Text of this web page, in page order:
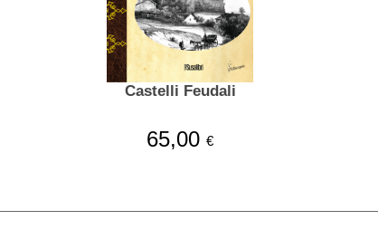
Castelli Feudali
65,00€